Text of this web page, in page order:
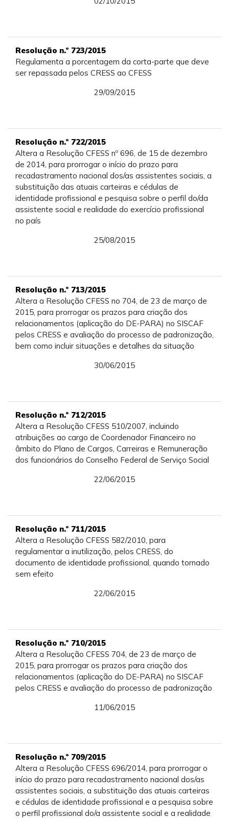
Resolução n.º 723/2015
Regulamenta a porcentagem da corta-parte que deve
ser repassada pelos CRESS ao CFESS
29/09/2015
Resolução n.º 722/2015
Altera a Resolução CFESS nº 696, de 15 de dezembro
de 2014, para prorrogar o início do prazo para
recadastramento nacional dos/as assistentes sociais, a
substituição das atuais carteiras e cédulas de
identidade profissional e pesquisa sobre o perfil do/da
assistente social e realidade do exercício profissional
no país
25/08/2015
Resolução n.º 713/2015
Altera a Resolução CFESS no 704, de 23 de março de
2015, para prorrogar os prazos para criação dos
relacionamentos (aplicação do DE-PARA) no SISCAF
pelos CRESS e avaliação do processo de padronização,
bem como incluir situações e detalhes da situação
30/06/2015
Resolução n.º 712/2015
Altera a Resolução CFESS 510/2007, incluindo
atribuições ao cargo de Coordenador Financeiro no
âmbito do Plano de Cargos, Carreiras e Remuneração
dos funcionários do Conselho Federal de Serviço Social
22/06/2015
Resolução n.º 711/2015
Altera a Resolução CFESS 582/2010, para
regulamentar a inutilização, pelos CRESS, do
documento de identidade profissional, quando tornado
sem efeito
22/06/2015
Resolução n.º 710/2015
Altera a Resolução CFESS 704, de 23 de março de
2015, para prorrogar os prazos para criação dos
relacionamentos (aplicação do DE-PARA) no SISCAF
pelos CRESS e avaliação do processo de padronização
11/06/2015
Resolução n.º 709/2015
Altera a Resolução CFESS 696/2014, para prorrogar o
início do prazo para recadastramento nacional dos/as
assistentes sociais, a substituição das atuais carteiras
e cédulas de identidade profissional e a pesquisa sobre
o perfil profissional do/a assistente social e a realidade